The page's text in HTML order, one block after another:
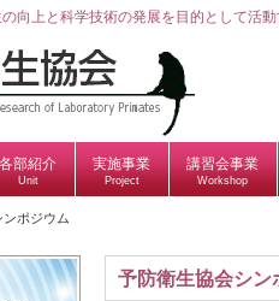
向上と科学技術の発展を目的として活
各部紹介
Unit
実施事業
Project
講習会事業
Workshop
ポジウム
予防衛生協会シン